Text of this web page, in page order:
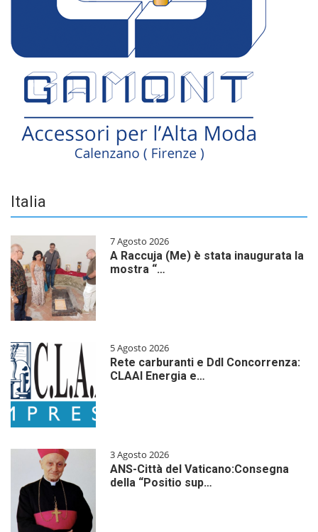
Italia
7 Agosto 2026
A Raccuja (Me) è stata inaugurata la
mostra “…
5 Agosto 2026
Rete carburanti e Ddl Concorrenza:
CLAAI Energia e…
3 Agosto 2026
ANS-Città del Vaticano:Consegna
della “Positio sup…